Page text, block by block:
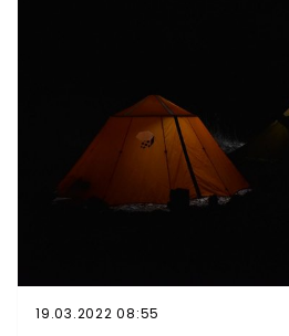
19.03.2022 08:55